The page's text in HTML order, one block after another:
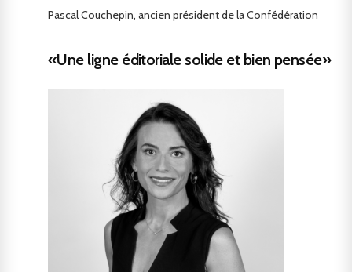
Pascal Couchepin, ancien président de la Confédération
«Une ligne éditoriale solide et bien pensée»